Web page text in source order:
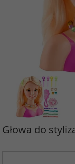
Głowa do